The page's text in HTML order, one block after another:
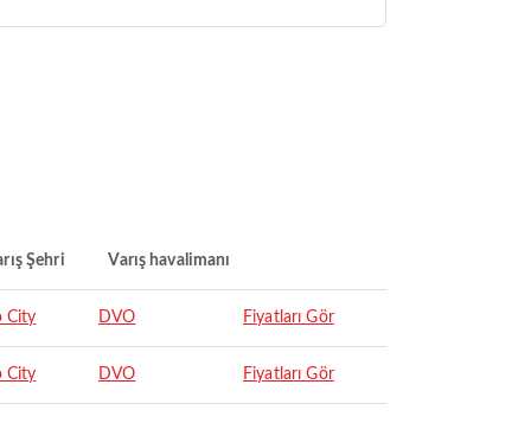
Şehri Varış havalimanı
City DVO Fiyatları Gör
City DVO Fiyatları Gör